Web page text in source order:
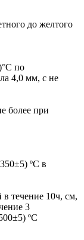
до желтого
по
4,0 мм, с не
более при
ºС в
течение 10ч, см,
3
ºС